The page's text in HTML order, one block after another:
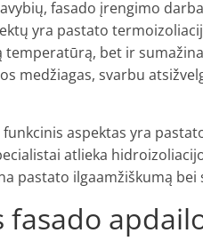
fasado įrengimo
yra pastato
bet ir
medžiagas, svarbu
funkcinis aspektas yra
atlieka
pastato ilgaamžiškumą
fasado